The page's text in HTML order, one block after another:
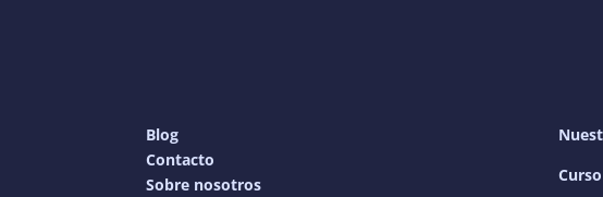
Blog
Contacto
Sobre nosotros